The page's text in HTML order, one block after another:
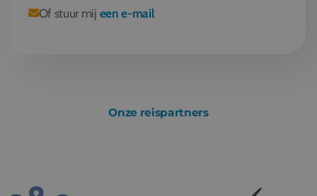
Of stuur mij een e-mail
Onze reispartners